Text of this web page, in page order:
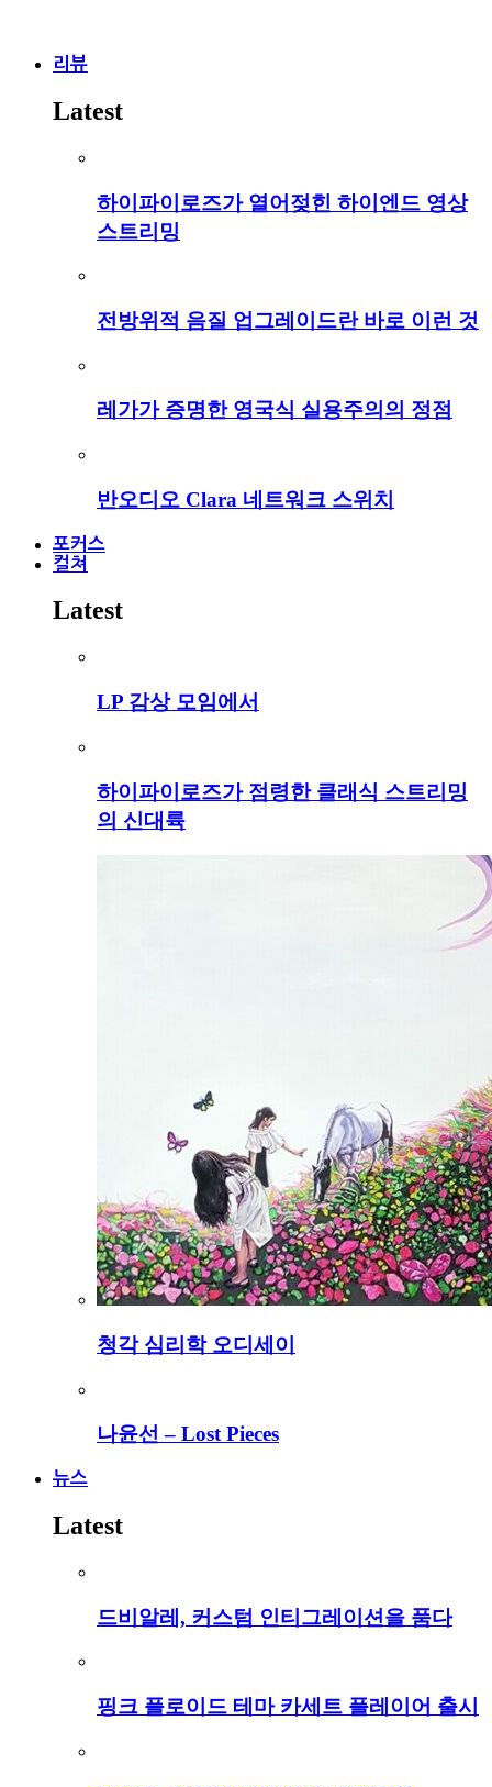
리뷰
Latest
하이파이로즈가 열어젖힌 하이엔드 영상
스트리밍
전방위적 음질 업그레이드란 바로 이런 것
레가가 증명한 영국식 실용주의의 정점
반오디오 Clara 네트워크 스위치
포커스
컬쳐
Latest
LP 감상 모임에서
하이파이로즈가 점령한 클래식 스트리밍
의 신대륙
청각 심리학 오디세이
나윤선 – Lost Pieces
뉴스
Latest
드비알레, 커스텀 인티그레이션을 품다
핑크 플로이드 테마 카세트 플레이어 출시